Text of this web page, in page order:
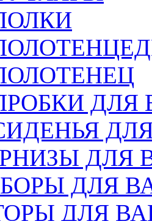
ДЛЯ
ДЛЯ
ДЛЯ
ДЛЯ